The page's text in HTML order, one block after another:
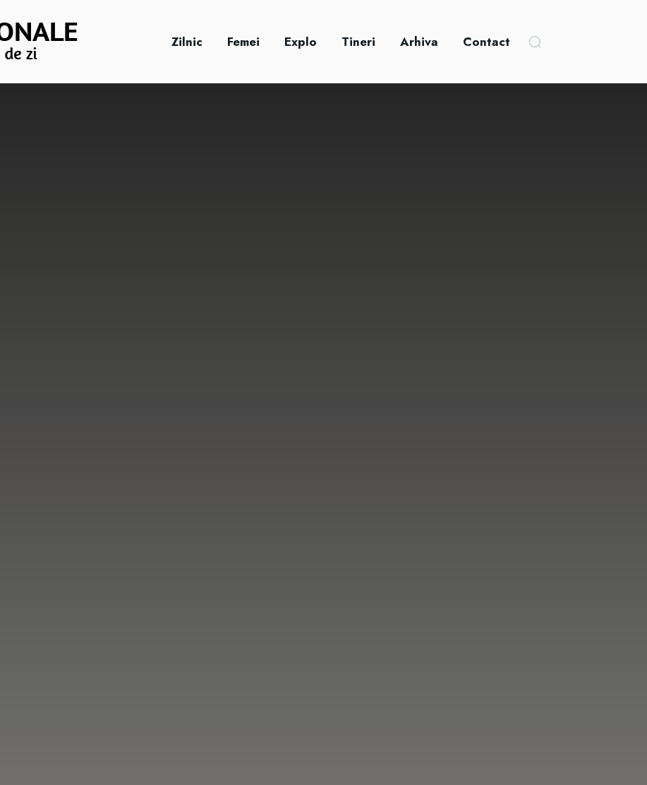
Zilnic Femei Explo Tineri Arhiva Contact